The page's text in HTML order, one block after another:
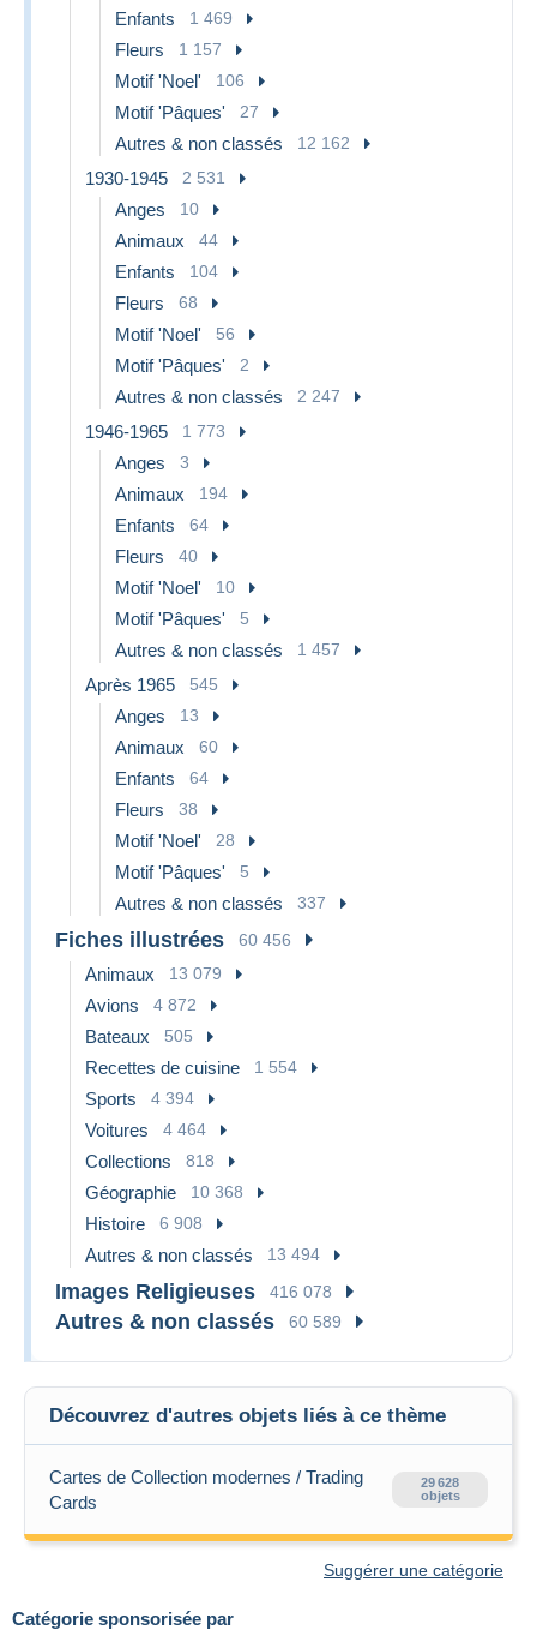
Catégorie sponsorisée par
Enfants 1 469
Fleurs 1 157
Motif 'Noel' 106
Motif 'Pâques' 27
Autres & non classés 12 162
1930-1945 2 531
Anges 10
Animaux 44
Enfants 104
Fleurs 68
Motif 'Noel' 56
Motif 'Pâques' 2
Autres & non classés 2 247
1946-1965 1 773
Anges 3
Animaux 194
Enfants 64
Fleurs 40
Motif 'Noel' 10
Motif 'Pâques' 5
Autres & non classés 1 457
Après 1965 545
Anges 13
Animaux 60
Enfants 64
Fleurs 38
Motif 'Noel' 28
Motif 'Pâques' 5
Autres & non classés 337
Fiches illustrées 60 456
Animaux 13 079
Avions 4 872
Bateaux 505
Recettes de cuisine 1 554
Sports 4 394
Voitures 4 464
Collections 818
Géographie 10 368
Histoire 6 908
Autres & non classés 13 494
Images Religieuses 416 078
Autres & non classés 60 589
Découvrez d'autres objets liés à ce thème
Cartes de Collection modernes / Trading
Cards
29 628
objets
Suggérer une catégorie